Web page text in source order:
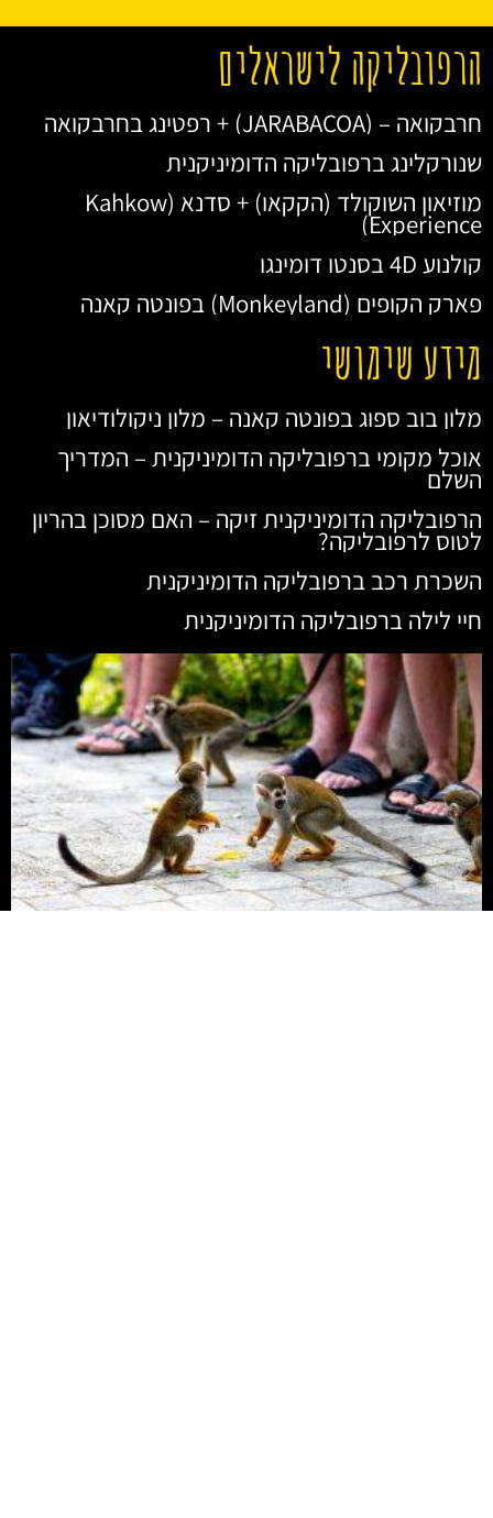
הרפובליקה לישראלים
חרבקואה – (JARABACOA) + רפטינג בחרבקואה
שנורקלינג ברפובליקה הדומיניקנית
מוזיאון השוקולד (הקקאו) + סדנא (Kahkow
Experience)
קולנוע 4D בסנטו דומינגו
פארק הקופים (Monkeyland) בפונטה קאנה
מידע שימושי
מלון בוב ספוג בפונטה קאנה – מלון ניקולודיאון
אוכל מקומי ברפובליקה הדומיניקנית – המדריך
השלם
הרפובליקה הדומיניקנית זיקה – האם מסוכן בהריון
לטוס לרפובליקה?
השכרת רכב ברפובליקה הדומיניקנית
חיי לילה ברפובליקה הדומיניקנית